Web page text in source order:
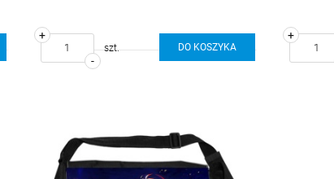
-
+
szt. DO KOSZYKA
+